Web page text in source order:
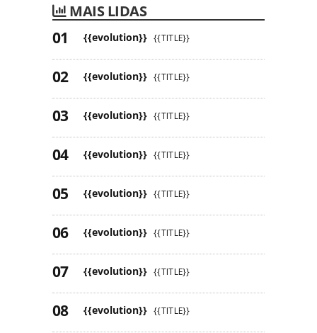
MAIS LIDAS
{{evolution}} {{TITLE}}
{{evolution}} {{TITLE}}
{{evolution}} {{TITLE}}
{{evolution}} {{TITLE}}
{{evolution}} {{TITLE}}
{{evolution}} {{TITLE}}
{{evolution}} {{TITLE}}
{{evolution}} {{TITLE}}